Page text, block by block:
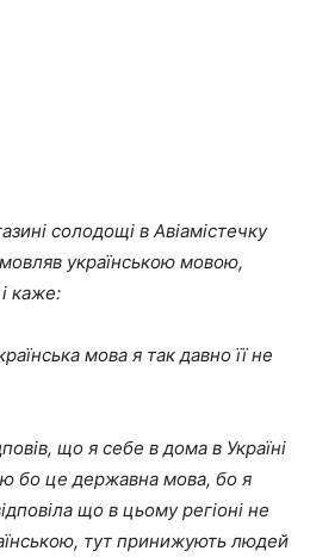
солодощі в Авіамістечку
українською мовою,
каже:
мова я так давно її не
що я себе в дома в Україні
бо це державна мова, бо я
що в цьому регіоні не
тут принижують людей